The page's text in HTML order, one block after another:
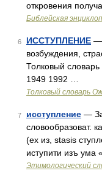
откровения
Библейская
6 ИССТУПЛЕНИЕ —
возбуждения,
Толковый
1949 1992 …
Толковый словарь
7 исступление —
словообразоват.
(ex из, stasis
иступити изъ ума
Этимологический